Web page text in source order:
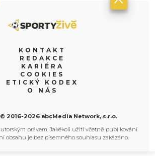
KONTAKT
REDAKCE
KARIÉRA
COOKIES
ETICKÝ KODEX
O NÁS
2016-2026 abcMedia Network, s.r.o.
právem. Jakékoli užití včetně publikování
obsahu je bez písemného souhlasu zakázáno.